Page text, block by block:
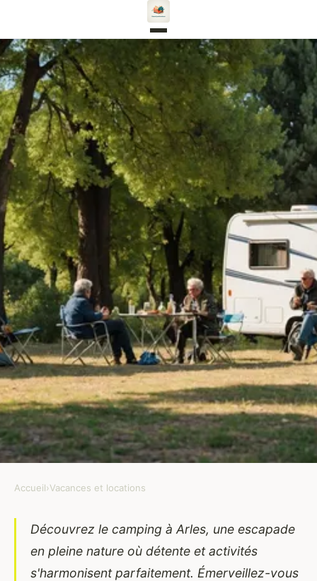
Camping à arles : détente et
activités en pleine nature
Accueil›Vacances et locations
Découvrez le camping à Arles, une escapade
en pleine nature où détente et activités
s'harmonisent parfaitement. Émerveillez-vous